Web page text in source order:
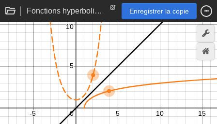
Fonctions hyperboliques réciproques Enregistrer la copie